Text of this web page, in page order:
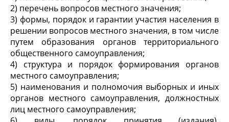
2) перечень вопросов местного значения;
3) формы, порядок и гарантии участия населения в
решении вопросов местного значения, в том числе
путем образования органов территориального
общественного самоуправления;
4) структура и порядок формирования органов
местного самоуправления;
5) наименования и полномочия выборных и иных
органов местного самоуправления, должностных
лиц местного самоуправления;